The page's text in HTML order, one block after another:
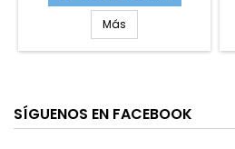
Más
SÍGUENOS EN FACEBOOK